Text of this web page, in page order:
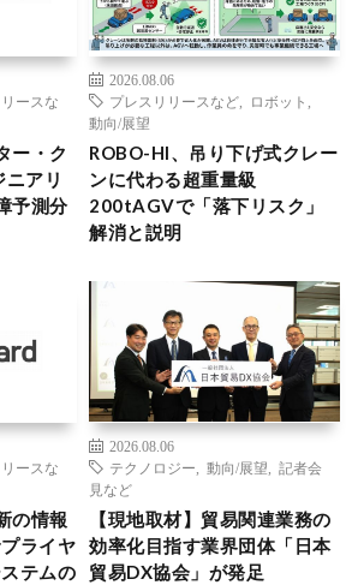
ースな
ー・ク
アリ
予測分
2026.08.06
プレスリリースなど
ロボット
動向/展望
ROBO-HI、吊り下げ式クレー
ンに代わる超重量級
200tAGVで「落下リスク」
解消と説明
ースな
の情報
ライヤ
テムの
2026.08.06
テクノロジー
動向/展望
記者会
見など
【現地取材】貿易関連業務の
効率化目指す業界団体「日本
貿易DX協会」が発足